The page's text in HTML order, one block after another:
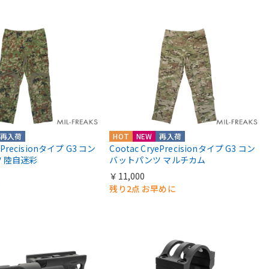
再入荷
タイプ G3 コン
陸自迷彩
HOT NEW 再入荷
Cootac CryePrecisionタイプ G3 コン
バットパンツ マルチカム
￥11,000
残り2点 お早めに